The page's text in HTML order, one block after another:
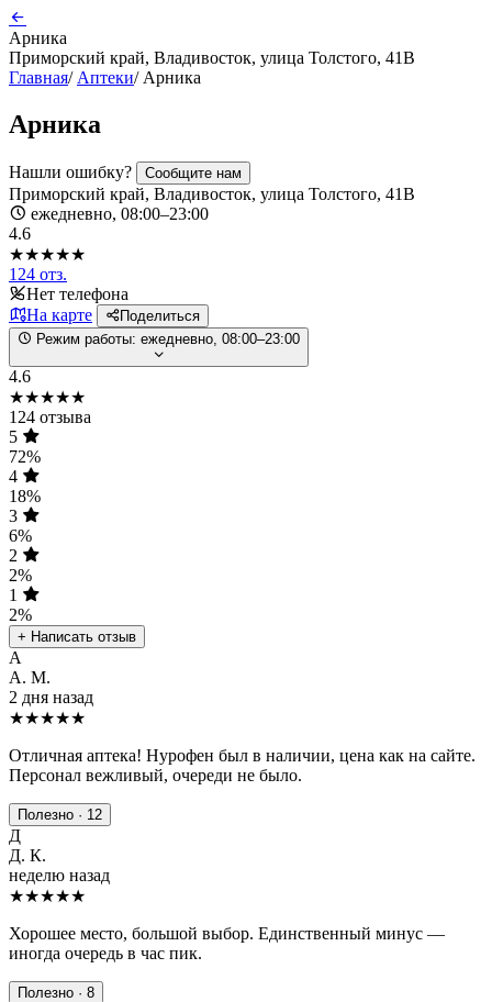
Арника
Приморский край, Владивосток, улица Толстого, 41В
Главная/ Аптеки/ Арника
Арника
Нашли ошибку? Сообщите нам
Приморский край, Владивосток, улица Толстого, 41В
ежедневно, 08:00–23:00
4.6
★★★★★
124 отз.
Нет телефона
На карте
Поделиться
Режим работы: ежедневно, 08:00–23:00
4.6
★★★★★
124 отзыва
5
72%
4
18%
3
6%
2
2%
1
2%
+ Написать отзыв
А
А. М.
2 дня назад
★★★★★
Отличная аптека! Нурофен был в наличии, цена как на сайте.
Персонал вежливый, очереди не было.
Полезно · 12
Д
Д. К.
неделю назад
★★★★★
Хорошее место, большой выбор. Единственный минус —
иногда очередь в час пик.
Полезно · 8